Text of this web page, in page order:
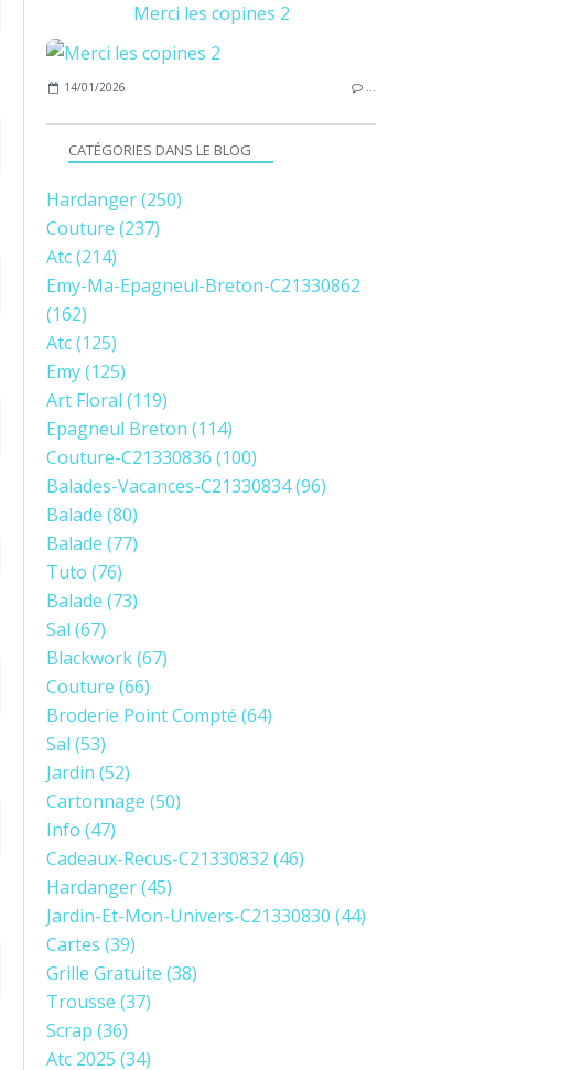
Merci les copines 2
14/01/2026 …
CATÉGORIES DANS LE BLOG
Hardanger(250)
Couture (237)
Atc(214)
Emy-Ma-Epagneul-Breton-C21330862
(162)
Atc(125)
Emy(125)
Art Floral (119)
Epagneul Breton (114)
Couture-C21330836 (100)
Balades-Vacances-C21330834(96)
Balade (80)
Balade (77)
Tuto (76)
Balade (73)
Sal (67)
Blackwork(67)
Couture (66)
Broderie Point Compté (64)
Sal (53)
Jardin (52)
Cartonnage (50)
Info (47)
Cadeaux-Recus-C21330832 (46)
Hardanger(45)
Jardin-Et-Mon-Univers-C21330830 (44)
Cartes (39)
Grille Gratuite (38)
Trousse (37)
Scrap (36)
Atc 2025 (34)